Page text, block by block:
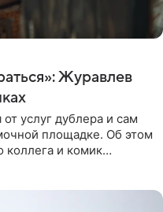
Журавлев
услуг дублера и сам
площадке. Об этом
коллега и комик